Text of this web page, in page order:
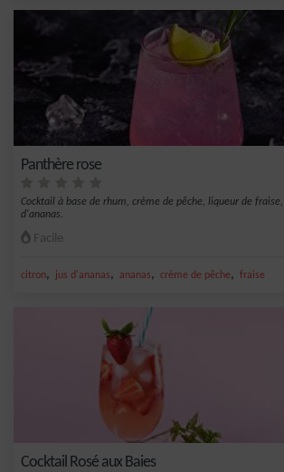
Panthère rose
Cocktail à base de rhum, crème de pêche, liqueur de
d'ananas.
Facile
citron, jus d'ananas, ananas, crème de pêche, fraise
Cocktail Rosé aux Baies